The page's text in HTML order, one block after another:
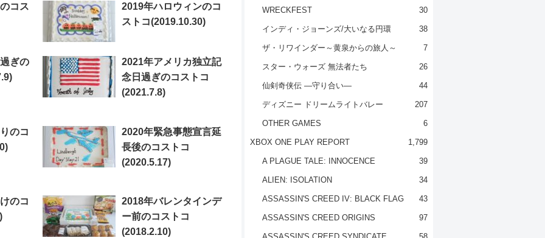
コス
2019年ハロウィンのコ
ストコ(2019.10.30)
ぎの
2021年アメリカ独立記
念日過ぎのコストコ
(2021.7.8)
のコ
2020年緊急事態宣言延
長後のコストコ
(2020.5.17)
のコ
2018年バレンタインデ
ー前のコストコ
(2018.2.10)
WRECKFEST 30
インディ・ジョーンズ/大いなる円環 38
ザ・リワインダー～黄泉からの旅人～ 7
スター・ウォーズ 無法者たち 26
仙剣奇侠伝 ―守り合い― 44
ディズニー ドリームライトバレー 207
OTHER GAMES 6
XBOX ONE PLAY REPORT 1,799
A PLAGUE TALE: INNOCENCE 39
ALIEN: ISOLATION 34
ASSASSIN'S CREED IV: BLACK FLAG 43
ASSASSIN'S CREED ORIGINS 97